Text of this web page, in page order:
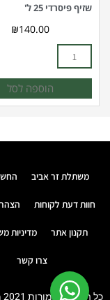
שזיף פיסרדי 25 ל'
₪140.00
הוספה לסל
משתלת זר אביב
חוות דעת לקוחות
תקנון אתר מדיניות
צרו קשר